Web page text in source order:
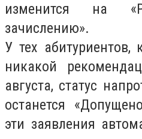
изменится на
зачислению».
У тех абитуриентов,
никакой
августа, статус
останется
эти заявления